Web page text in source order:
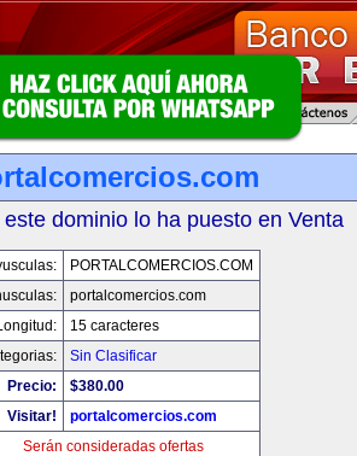
dominio lo ha puesto en Venta
PORTALCOMERCIOS.COM
portalcomercios.com
15 caracteres
Sin Clasificar
Precio:
$380.00
Visitar!
portalcomercios.com
Serán consideradas ofertas